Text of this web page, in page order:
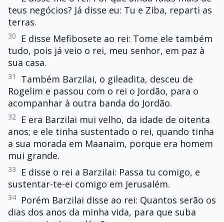
teus negócios? Já disse eu: Tu e Ziba, reparti as
terras.
30
E disse Mefibosete ao rei: Tome ele também
tudo, pois já veio o rei, meu senhor, em paz à
sua casa.
31
Também Barzilai, o gileadita, desceu de
Rogelim e passou com o rei o Jordão, para o
acompanhar à outra banda do Jordão.
32
E era Barzilai mui velho, da idade de oitenta
anos; e ele tinha sustentado o rei, quando tinha
a sua morada em Maanaim, porque era homem
mui grande.
33
E disse o rei a Barzilai: Passa tu comigo, e
sustentar-te-ei comigo em Jerusalém.
34
Porém Barzilai disse ao rei: Quantos serão os
dias dos anos da minha vida, para que suba